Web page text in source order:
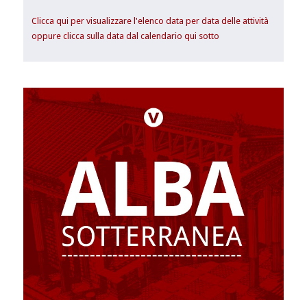
Clicca qui per visualizzare l'elenco data per data delle attività
oppure clicca sulla data dal calendario qui sotto